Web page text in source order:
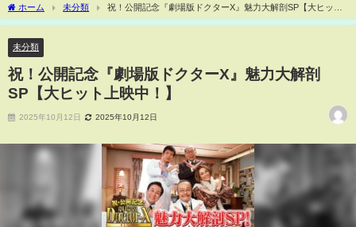
ホーム 未分類
祝！公開記念『劇場版ドクターX』魅力大解剖SP【大ヒット
上映中！】
未分類
祝！公開記念『劇場版ドクターX』魅力大解剖
SP【大ヒット上映中！】
2025年10月12日 2025年10月12日